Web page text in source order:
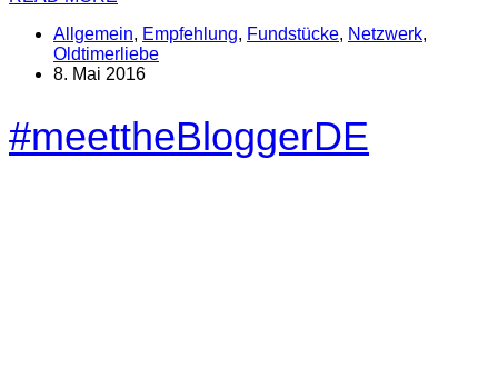
Allgemein, Empfehlung, Fundstücke, Netzwerk,
Oldtimerliebe
8. Mai 2016
#meettheBloggerDE